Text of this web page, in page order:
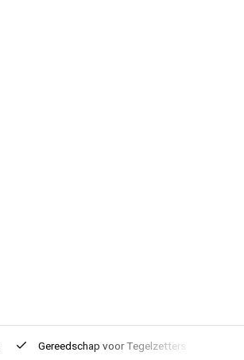
Gereedschap voorTegelzetters